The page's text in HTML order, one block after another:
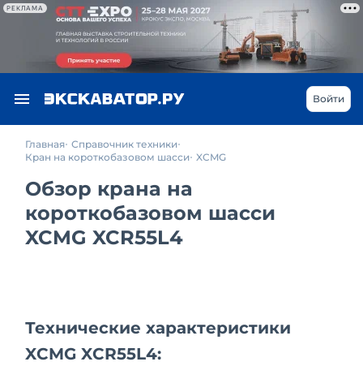
РЕКЛАМА
Войти
Главная Справочник техники
Кран на короткобазовом шасси XCMG
Обзор крана на
короткобазовом шасси
XCMG XCR55L4
Технические характеристики
XCMG XCR55L4: